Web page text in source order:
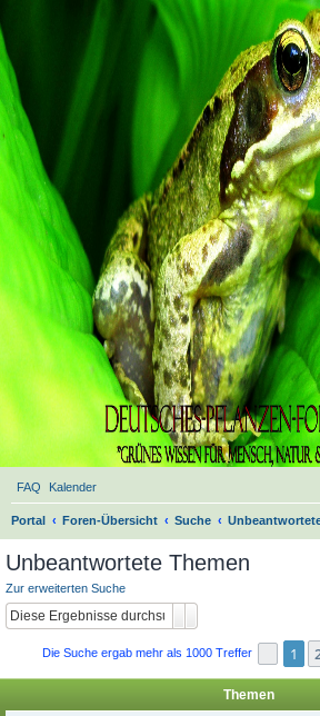
FAQ Kalender
Portal Foren-Übersicht Suche
Unbeantwortete Themen
Zur erweiterten Suche
Die Suche ergab mehr als 1000 Treffer Seite 1
1
Themen